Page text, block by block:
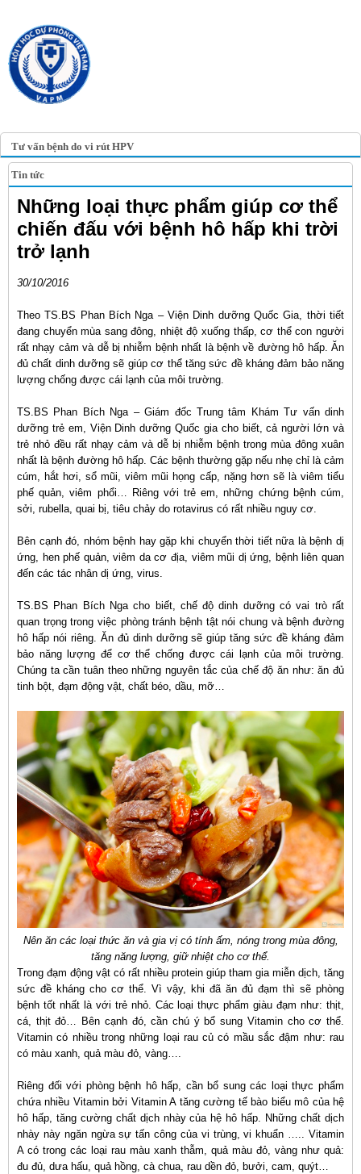
Tư vấn bệnh do vi rút HPV
Tin tức
Những loại thực phẩm giúp cơ thể
chiến đấu với bệnh hô hấp khi trời
trở lạnh
30/10/2016
Theo TS.BS Phan Bích Nga – Viện Dinh dưỡng Quốc Gia, thời tiết
đang chuyển mùa sang đông, nhiệt độ xuống thấp, cơ thể con người
rất nhạy cảm và dễ bị nhiễm bệnh nhất là bệnh về đường hô hấp. Ăn
đủ chất dinh dưỡng sẽ giúp cơ thể tăng sức đề kháng đảm bảo năng
lượng chống được cái lạnh của môi trường.
TS.BS Phan Bích Nga – Giám đốc Trung tâm Khám Tư vấn dinh
dưỡng trẻ em, Viện Dinh dưỡng Quốc gia cho biết, cả người lớn và
trẻ nhỏ đều rất nhạy cảm và dễ bị nhiễm bệnh trong mùa đông xuân
nhất là bệnh đường hô hấp. Các bệnh thường gặp nếu nhẹ chỉ là cảm
cúm, hắt hơi, sổ mũi, viêm mũi họng cấp, nặng hơn sẽ là viêm tiểu
phế quản, viêm phổi… Riêng với trẻ em, những chứng bệnh cúm,
sởi, rubella, quai bị, tiêu chảy do rotavirus có rất nhiều nguy cơ.
Bên cạnh đó, nhóm bệnh hay gặp khi chuyển thời tiết nữa là bệnh dị
ứng, hen phế quản, viêm da cơ địa, viêm mũi dị ứng, bệnh liên quan
đến các tác nhân dị ứng, virus.
TS.BS Phan Bích Nga cho biết, chế độ dinh dưỡng có vai trò rất
quan trọng trong việc phòng tránh bệnh tật nói chung và bệnh đường
hô hấp nói riêng. Ăn đủ dinh dưỡng sẽ giúp tăng sức đề kháng đảm
bảo năng lượng để cơ thể chống được cái lạnh của môi trường.
Chúng ta cần tuân theo những nguyên tắc của chế độ ăn như: ăn đủ
tinh bột, đạm động vật, chất béo, dầu, mỡ…
Nên ăn các loại thức ăn và gia vị có tính ấm, nóng trong mùa đông,
tăng năng lượng, giữ nhiệt cho cơ thể.
Trong đạm động vật có rất nhiều protein giúp tham gia miễn dịch, tăng
sức đề kháng cho cơ thể. Vì vậy, khi đã ăn đủ đạm thì sẽ phòng
bệnh tốt nhất là với trẻ nhỏ. Các loại thực phẩm giàu đạm như: thịt,
cá, thịt đỏ… Bên cạnh đó, cần chú ý bổ sung Vitamin cho cơ thể.
Vitamin có nhiều trong những loại rau củ có mầu sắc đậm như: rau
có màu xanh, quả màu đỏ, vàng….
Riêng đối với phòng bệnh hô hấp, cần bổ sung các loại thực phẩm
chứa nhiều Vitamin bởi Vitamin A tăng cường tế bào biểu mô của hệ
hô hấp, tăng cường chất dịch nhày của hệ hô hấp. Những chất dịch
nhày này ngăn ngừa sự tấn công của vi trùng, vi khuẩn ….. Vitamin
A có trong các loại rau màu xanh thẫm, quả màu đỏ, vàng như quả:
đu đủ, dưa hấu, quả hồng, cà chua, rau dền đỏ, bưởi, cam, quýt…